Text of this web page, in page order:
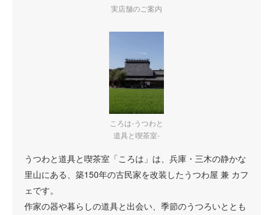
実店舗のご案内
ころは-うつわと
道具と喫茶室-
うつわと道具と喫茶室「ころは」は、兵庫・三木の静かな
里山にある、築150年の古民家を改装したうつわ屋 兼 カフ
ェです。
作家の器や暮らしの道具と出会い、季節のうつろいととも